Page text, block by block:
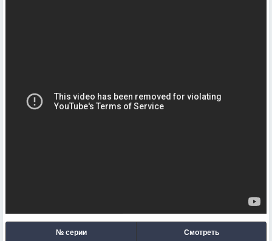
№ серии Смотреть